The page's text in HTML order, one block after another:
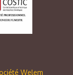
Welem